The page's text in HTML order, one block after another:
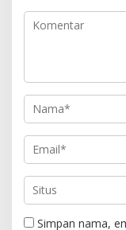
Simpan nama,